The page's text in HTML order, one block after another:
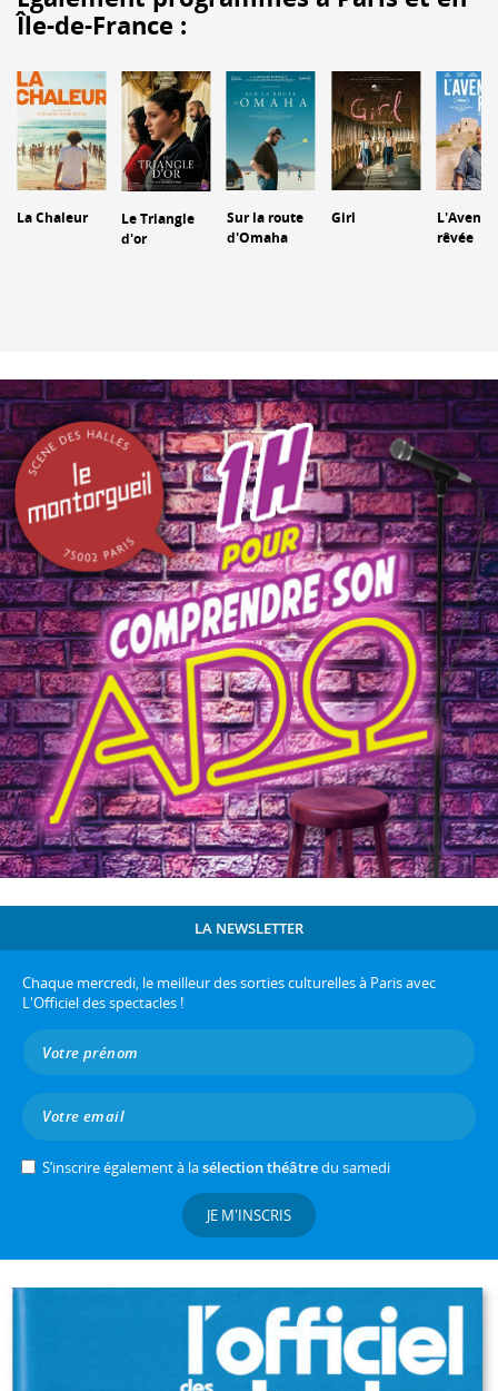
Île-de-France :
La Chaleur
Le Triangle
d'or
Sur la route
d'Omaha
Girl
rêvée
LA NEWSLETTER
Chaque mercredi, le meilleur des sorties culturelles à Paris avec
L'Officiel des spectacles !
S’inscrire également à lasélection théâtredu samedi
JE M'INSCRIS